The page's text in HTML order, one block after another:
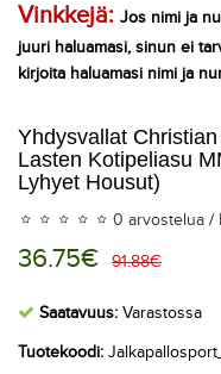
Vinkkejä: Jos nimi ja
juuri haluamasi, sinun ei
kirjoita haluamasi nimi ja
Yhdysvallat
Lasten Kotipeliasu
Lyhyet Housut)
0 arvostelua /
36.75€ 91.88€
Saatavuus: Varastossa
Tuotekoodi: